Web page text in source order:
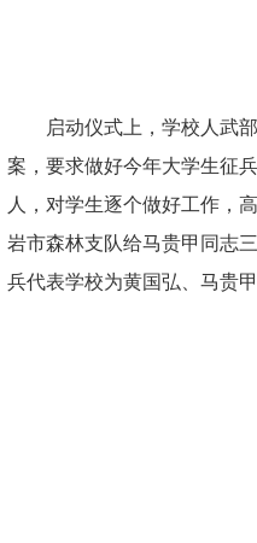
启动仪式上，学校人武
案，要求做好今年大学生征
人，对学生逐个做好工作，
岩市森林支队给马贵甲同志三
兵代表学校为黄国弘、马贵